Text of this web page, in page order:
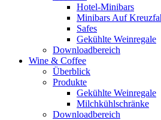
Hotel-Minibars
Minibars Auf
Safes
Gekühlte Weinregale
Downloadbereich
Wine & Coffee
Überblick
Produkte
Gekühlte Weinregale
Milchkühlschränke
Downloadbereich